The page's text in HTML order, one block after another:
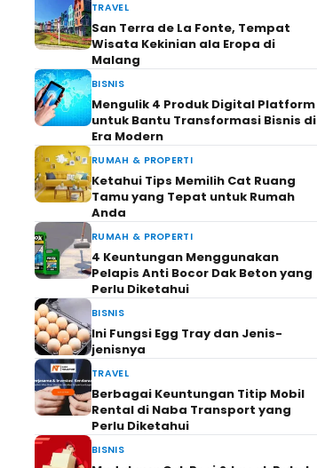
TRAVEL
San Terra de La Fonte, Tempat
Wisata Kekinian ala Eropa di
Malang
BISNIS
Mengulik 4 Produk Digital Platform
untuk Bantu Transformasi Bisnis di
Era Modern
RUMAH & PROPERTI
Ketahui Tips Memilih Cat Ruang
Tamu yang Tepat untuk Rumah
Anda
RUMAH & PROPERTI
4 Keuntungan Menggunakan
Pelapis Anti Bocor Dak Beton yang
Perlu Diketahui
BISNIS
Ini Fungsi Egg Tray dan Jenis-
jenisnya
TRAVEL
Berbagai Keuntungan Titip Mobil
Rental di Naba Transport yang
Perlu Diketahui
BISNIS